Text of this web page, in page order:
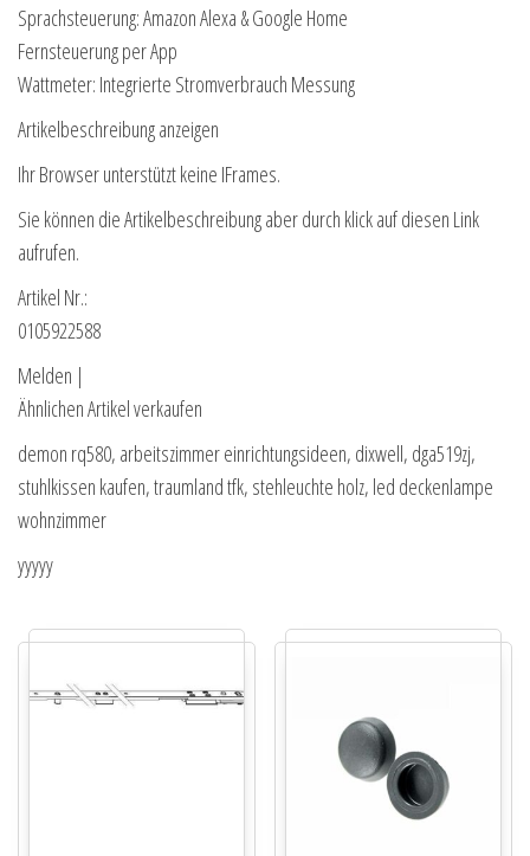
Sprachsteuerung: Amazon Alexa & Google Home
Fernsteuerung per App
Wattmeter: Integrierte Stromverbrauch Messung
Artikelbeschreibung anzeigen
Ihr Browser unterstützt keine IFrames.
Sie können die Artikelbeschreibung aber durch klick auf diesen Link
aufrufen.
Artikel Nr.:
0105922588
Melden |
Ähnlichen Artikel verkaufen
demon rq580, arbeitszimmer einrichtungsideen, dixwell, dga519zj,
stuhlkissen kaufen, traumland tfk, stehleuchte holz, led deckenlampe
wohnzimmer
yyyyy